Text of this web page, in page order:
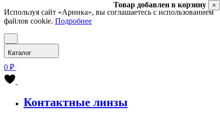
Используя сайт «Арника», вы соглашаетесь с использованием
файлов cookie. Подробнее
Каталог
0 ₽
Контактные линзы
Товар добавлен в корзину ×